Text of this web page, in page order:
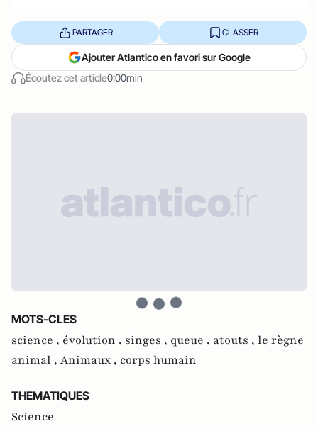
Écoutez cet article0:00min
PARTAGER CLASSER
Ajouter Atlantico en favori sur Google
MOTS-CLES
science , évolution , singes , queue , atouts , le règne
animal , Animaux , corps humain
THEMATIQUES
Science